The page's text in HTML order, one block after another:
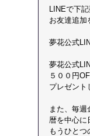
LINEで下
お友達追加
夢花公式
夢花公式
５００円
プレゼント
また、毎週
暦を中心に
もうひとつ